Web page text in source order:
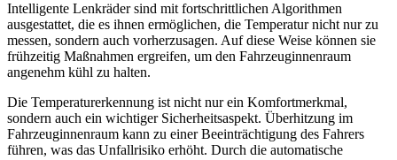
Intelligente Lenkräder sind mit fortschrittlichen Algorithmen
ausgestattet, die es ihnen ermöglichen, die Temperatur nicht nur zu
messen, sondern auch vorherzusagen. Auf diese Weise können sie
frühzeitig Maßnahmen ergreifen, um den Fahrzeuginnenraum
angenehm kühl zu halten.
Die Temperaturerkennung ist nicht nur ein Komfortmerkmal,
sondern auch ein wichtiger Sicherheitsaspekt. Überhitzung im
Fahrzeuginnenraum kann zu einer Beeinträchtigung des Fahrers
führen, was das Unfallrisiko erhöht. Durch die automatische